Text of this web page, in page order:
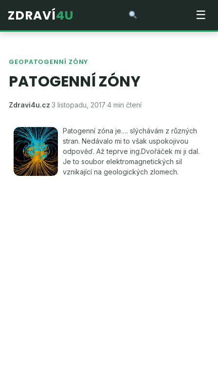
ZDRAVÍ4U ☰
GEOPATOGENNÍ ZÓNY
PATOGENNÍ ZÓNY
Zdravi4u.cz·3 listopadu, 2017·4 min čtení
Patogenní zóna je…. slýchávám z různých
stran. Nedávalo mi to však uspokojivou
odpověď. Až teprve ing.Dvořáček mi ji dal.
Je to soubor elektromagnetických sil
vznikající na geologických zlomech.